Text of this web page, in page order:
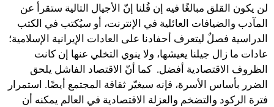
لن يكون القلق مبالغًا فيه إن قُلنا إنّ الأجيال التالية ستقرأ عن
المآدب والضيافات العائلية في الإنترنت، أو سيُكتب في الكتب
الدراسية فصلٌ ليتعرف أحفادنا على العادات الإيرانية الإسلامية؛
عادات ما زال جيلنا يعيشها، ولا ينوي التخلي عنها إن كانت
الظروف الاقتصادية أفضل. كما أنّ الاقتصاد الفاشل يلحق
الضرر بأساس الأسرة، فإنه سيغيّر ثقافة المجتمع أيضًا. استمرار
فترة الركود والتضخم والعزلة الاقتصادية في العالم يمكنه أن